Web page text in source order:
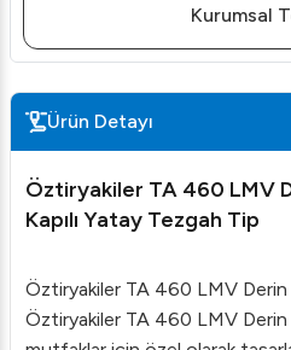
Kurumsal
Ürün Detayı
Öztiryakiler TA 460 LMV
Kapılı Yatay Tezgah Tip
Öztiryakiler TA 460 LMV
Öztiryakiler TA 460 LMV